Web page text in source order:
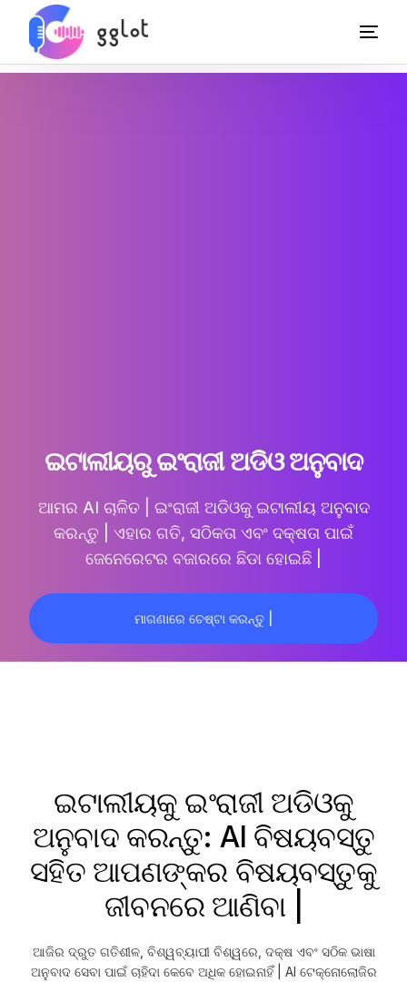
ଇଟାଲୀୟରୁ ଇଂରାଜୀ ଅଡିଓ ଅନୁବାଦ
ଆମର AI ଚାଳିତ | ଇଂରାଜୀ ଅଡିଓକୁ ଇଟାଲୀୟ ଅନୁବାଦ
କରନ୍ତୁ | ଏହାର ଗତି, ସଠିକତା ଏବଂ ଦକ୍ଷତା ପାଇଁ
ଜେନେରେଟର ବଜାରରେ ଛିଡା ହୋଇଛି |
ମାଗଣାରେ ଚେଷ୍ଟା କରନ୍ତୁ |
ଇଟାଲୀୟକୁ ଇଂରାଜୀ ଅଡିଓକୁ
ଅନୁବାଦ କରନ୍ତୁ: AI ବିଷୟବସ୍ତୁ
ସହିତ ଆପଣଙ୍କର ବିଷୟବସ୍ତୁକୁ
ଜୀବନରେ ଆଣିବା |
ଆଜିର ଦ୍ରୁତ ଗତିଶୀଳ, ବିଶ୍ୱବ୍ୟାପୀ ବିଶ୍ୱରେ, ଦକ୍ଷ ଏବଂ ସଠିକ ଭାଷା
ଅନୁବାଦ ସେବା ପାଇଁ ଚାହିଦା କେବେ ଅଧିକ ହୋଇନାହିଁ | AI ଟେକ୍ନୋଲୋଜିର